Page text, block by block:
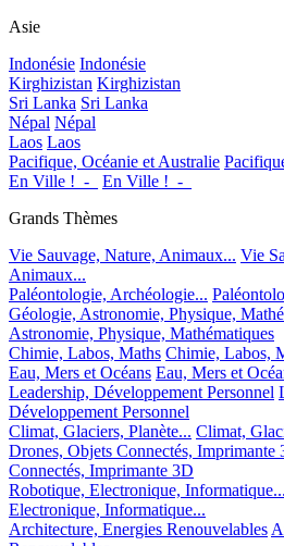
Asie
Indonésie Indonésie
Kirghizistan Kirghizistan
Sri Lanka Sri Lanka
Népal Népal
Laos Laos
Pacifique, Océanie et Australie
En Ville !_-_
En Ville !_-_
Grands Thèmes
Vie Sauvage, Nature, Animaux... Vie
Animaux...
Paléontologie, Archéologie...
Géologie, Astronomie, Physique,
Astronomie, Physique, Mathématiques
Chimie, Labos, Maths Chimie, Labos,
Eau, Mers et Océans Eau, Mers et
Leadership, Développement Personnel
Développement Personnel
Climat, Glaciers, Planète... Climat,
Drones, Objets Connectés, Imprimante
Connectés, Imprimante 3D
Robotique, Electronique, Informatique...
Electronique, Informatique...
Architecture, Energies Renouvelables